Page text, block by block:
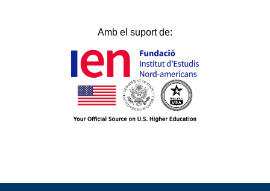
Amb el suport de: